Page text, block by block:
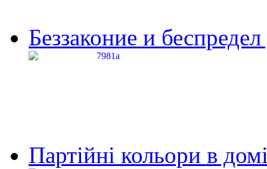
Беззаконие и
Партійні кольори в